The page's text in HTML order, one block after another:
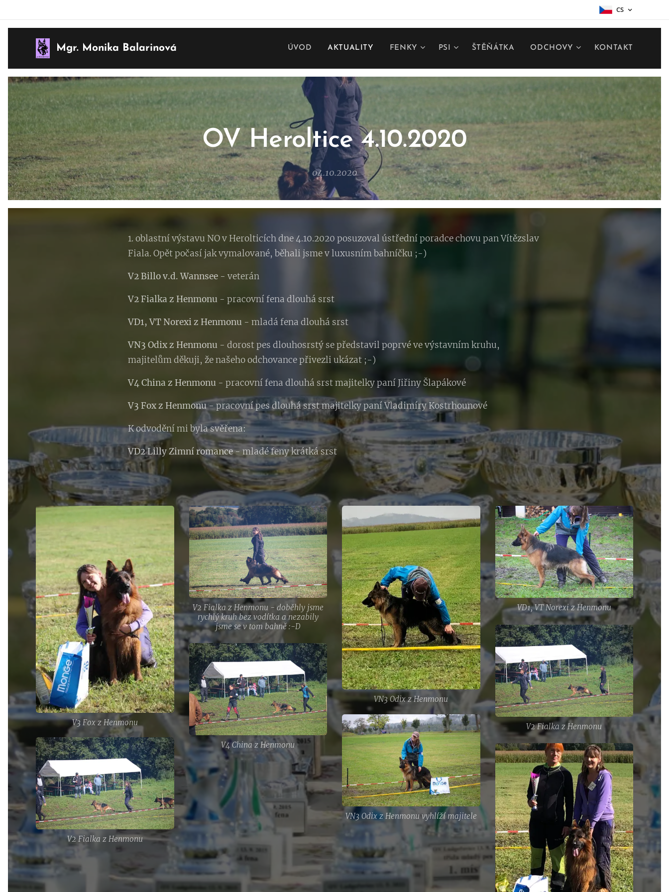
CS
Mgr. Monika Balarinová ÚVOD AKTUALITY FENKY PSI ŠTĚŇÁTKA ODCHOVY KONTAKT
OV Heroltice 4.10.2020
04.10.2020
1. oblastní výstavu NO v Herolticích dne 4.10.2020 posuzoval ústřední poradce chovu pan Vítězslav
Fiala. Opět počasí jak vymalované, běhali jsme v luxusním bahníčku ;-)
V2 Billo v.d. Wannsee - veterán
V2 Fialka z Henmonu - pracovní fena dlouhá srst
VD1, VT Norexi z Henmonu - mladá fena dlouhá srst
VN3 Odix z Henmonu - dorost pes dlouhosrstý se představil poprvé ve výstavním kruhu,
majitelům děkuji, že našeho odchovance přivezli ukázat ;-)
V4 China z Henmonu - pracovní fena dlouhá srst majitelky paní Jiřiny Šlapákové
V3 Fox z Henmonu- pracovní pes dlouhá srst majitelky paní Vladimíry Kostrhounové
K odvodění mi byla svěřena:
VD2 Lilly Zimní romance- mladé feny krátká srst
V3 Fox z Henmonu
V2 Fialka z Henmonu - doběhly jsme
rychlý kruh bez vodítka a nezabily
jsme se v tom bahně :-D
VN3 Odix z Henmonu
VD1, VT Norexi z Henmonu
V2 Fialka z Henmonu
V4 China z Henmonu
VN3 Odix z Henmonu vyhlíží majitele
V2 Fialka z Henmonu